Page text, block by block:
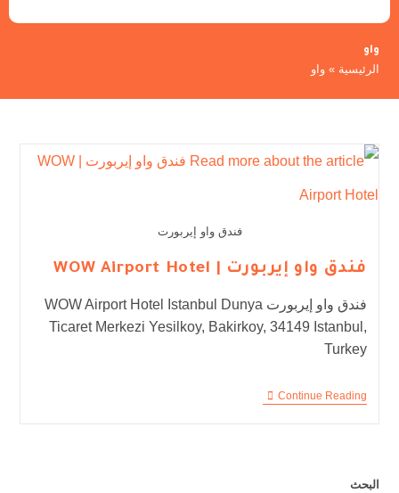
واو
الرئيسية» واو
فندق واو إيربورت
فندق واو إيربورت | WOW Airport Hotel
فندق واو إيربورت WOW Airport Hotel Istanbul Dunya
Ticaret Merkezi Yesilkoy, Bakirkoy, 34149 Istanbul,
Turkey
Continue Reading
البحث